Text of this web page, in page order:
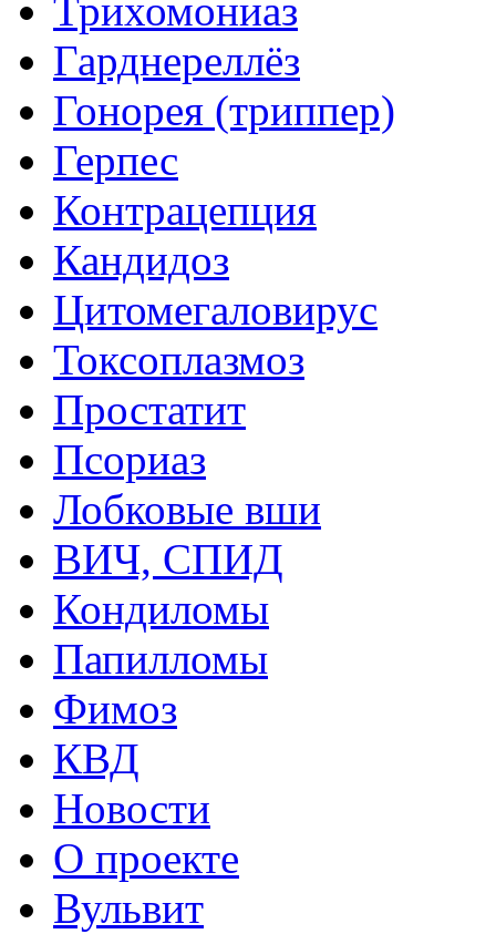
Трихомониаз
Гарднереллёз
Гонорея (триппер)
Герпес
Контрацепция
Кандидоз
Цитомегаловирус
Токсоплазмоз
Простатит
Псориаз
Лобковые вши
ВИЧ, СПИД
Кондиломы
Папилломы
Фимоз
КВД
Новости
О проекте
Вульвит